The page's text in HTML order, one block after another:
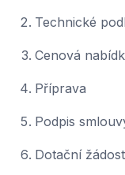
Technické
Cenová
Příprava
Podpis
Dotační žádost